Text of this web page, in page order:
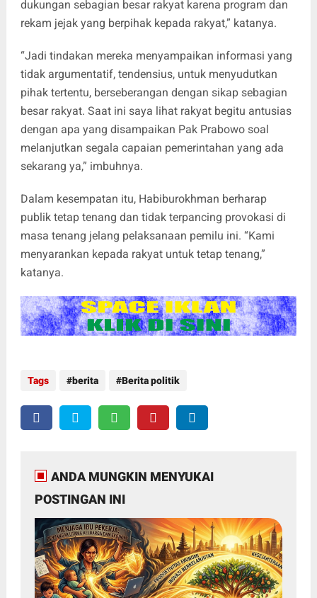
dukungan sebagian besar rakyat karena program dan
rekam jejak yang berpihak kepada rakyat,” katanya.
“Jadi tindakan mereka menyampaikan informasi yang
tidak argumentatif, tendensius, untuk menyudutkan
pihak tertentu, berseberangan dengan sikap sebagian
besar rakyat. Saat ini saya lihat rakyat begitu antusias
dengan apa yang disampaikan Pak Prabowo soal
melanjutkan segala capaian pemerintahan yang ada
sekarang ya,” imbuhnya.
Dalam kesempatan itu, Habiburokhman berharap
publik tetap tenang dan tidak terpancing provokasi di
masa tenang jelang pelaksanaan pemilu ini. “Kami
menyarankan kepada rakyat untuk tetap tenang,”
katanya.
Tags berita Berita politik
ANDA MUNGKIN MENYUKAI
POSTINGAN INI